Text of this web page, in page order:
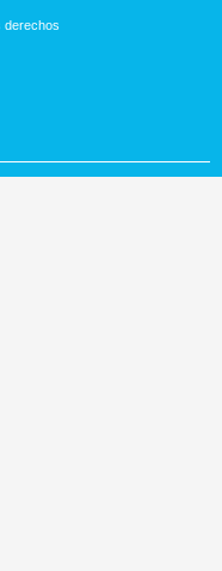
derechos